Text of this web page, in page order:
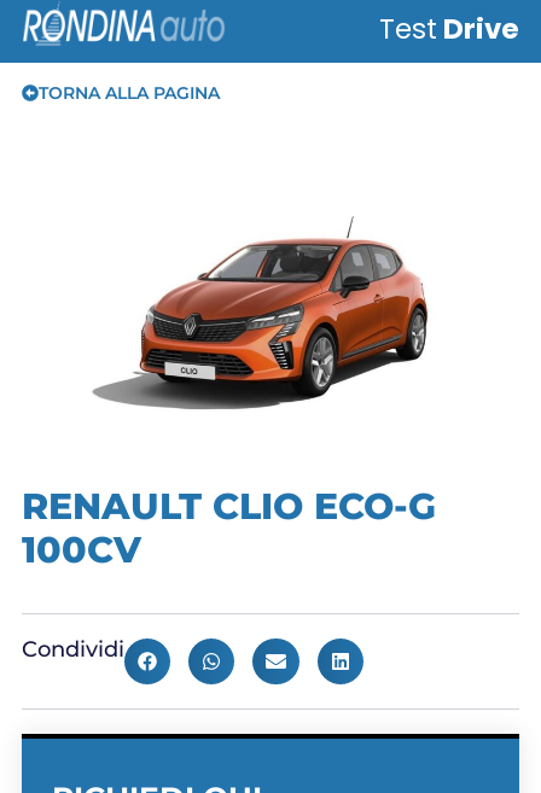
Test Drive
TORNA ALLA PAGINA
RENAULT CLIO ECO-G
100CV
Condividi